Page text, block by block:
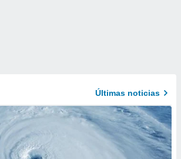
Últimas noticias